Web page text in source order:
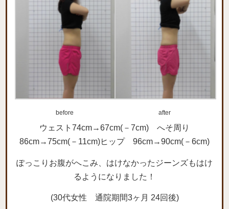
before after
ウェスト74cm→67cm(－7cm) へそ周り
86cm→75cm(－11cm)ヒップ 96cm→90cm(－6cm)
ぽっこりお腹がへこみ、はけなかったジーンズもはけ
るようになりました！
(30代女性 通院期間3ヶ月 24回後)